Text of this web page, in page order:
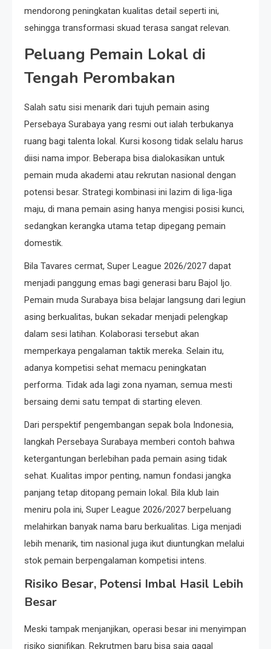
mendorong peningkatan kualitas detail seperti ini,
sehingga transformasi skuad terasa sangat relevan.
Peluang Pemain Lokal di
Tengah Perombakan
Salah satu sisi menarik dari tujuh pemain asing
Persebaya Surabaya yang resmi out ialah terbukanya
ruang bagi talenta lokal. Kursi kosong tidak selalu harus
diisi nama impor. Beberapa bisa dialokasikan untuk
pemain muda akademi atau rekrutan nasional dengan
potensi besar. Strategi kombinasi ini lazim di liga-liga
maju, di mana pemain asing hanya mengisi posisi kunci,
sedangkan kerangka utama tetap dipegang pemain
domestik.
Bila Tavares cermat, Super League 2026/2027 dapat
menjadi panggung emas bagi generasi baru Bajol Ijo.
Pemain muda Surabaya bisa belajar langsung dari legiun
asing berkualitas, bukan sekadar menjadi pelengkap
dalam sesi latihan. Kolaborasi tersebut akan
memperkaya pengalaman taktik mereka. Selain itu,
adanya kompetisi sehat memacu peningkatan
performa. Tidak ada lagi zona nyaman, semua mesti
bersaing demi satu tempat di starting eleven.
Dari perspektif pengembangan sepak bola Indonesia,
langkah Persebaya Surabaya memberi contoh bahwa
ketergantungan berlebihan pada pemain asing tidak
sehat. Kualitas impor penting, namun fondasi jangka
panjang tetap ditopang pemain lokal. Bila klub lain
meniru pola ini, Super League 2026/2027 berpeluang
melahirkan banyak nama baru berkualitas. Liga menjadi
lebih menarik, tim nasional juga ikut diuntungkan melalui
stok pemain berpengalaman kompetisi intens.
Risiko Besar, Potensi Imbal Hasil Lebih
Besar
Meski tampak menjanjikan, operasi besar ini menyimpan
risiko signifikan. Rekrutmen baru bisa saja gagal